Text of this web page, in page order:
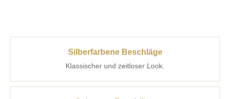
Silberfarbene Beschläge
Klassischer und zeitloser Look.